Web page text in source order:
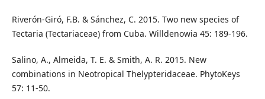
Riverón-Giró, F.B. & Sánchez, C. 2015. Two new species of
Tectaria (Tectariaceae) from Cuba. Willdenowia 45: 189-196.
Salino, A., Almeida, T. E. & Smith, A. R. 2015. New
combinations in Neotropical Thelypteridaceae. PhytoKeys
57: 11-50.